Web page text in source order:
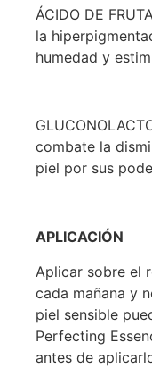
ÁCIDO DE
la
humedad y
combate la
piel por sus
APLICACIÓN
Aplicar sobre el
cada mañana y
piel sensible
Perfecting
antes de